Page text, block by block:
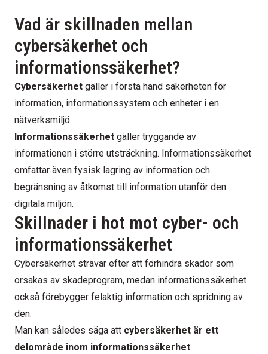
Vad är skillnaden mellan
cybersäkerhet och
informationssäkerhet?
Cybersäkerhet gäller i första hand säkerheten för
information, informationssystem och enheter i en
nätverksmiljö.
Informationssäkerhet gäller tryggande av
informationen i större utsträckning. Informationssäkerhet
omfattar även fysisk lagring av information och
begränsning av åtkomst till information utanför den
digitala miljön.
Skillnader i hot mot cyber- och
informationssäkerhet
Cybersäkerhet strävar efter att förhindra skador som
orsakas av skadeprogram, medan informationssäkerhet
också förebygger felaktig information och spridning av
den.
Man kan således säga att cybersäkerhet är ett
delområde inom informationssäkerhet.